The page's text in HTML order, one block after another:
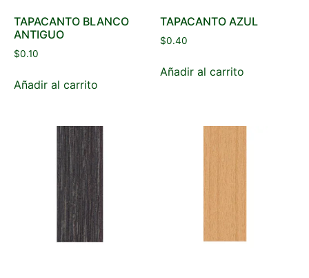
TAPACANTO BLANCO
ANTIGUO
$0.10
Añadir al carrito
TAPACANTO AZUL
$0.40
Añadir al carrito